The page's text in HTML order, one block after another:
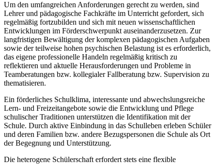
Um den umfangreichen Anforderungen gerecht zu werden, sind
Lehrer und pädagogische Fachkräfte im Unterricht gefordert, sich
regelmäßig fortzubilden und sich mit neuen wissenschaftlichen
Entwicklungen im Förderschwerpunkt auseinanderzusetzen. Zur
langfristigen Bewältigung der komplexen pädagogischen Aufgaben
sowie der teilweise hohen psychischen Belastung ist es erforderlich,
das eigene professionelle Handeln regelmäßig kritisch zu
reflektieren und aktuelle Herausforderungen und Probleme in
Teamberatungen bzw. kollegialer Fallberatung bzw. Supervision zu
thematisieren.
Ein förderliches Schulklima, interessante und abwechslungsreiche
Lern- und Freizeitangebote sowie die Entwicklung und Pflege
schulischer Traditionen unterstützen die Identifikation mit der
Schule. Durch aktive Einbindung in das Schulleben erleben Schüler
und deren Familien bzw. andere Bezugspersonen die Schule als Ort
der Begegnung und Unterstützung.
Die heterogene Schülerschaft erfordert stets eine flexible